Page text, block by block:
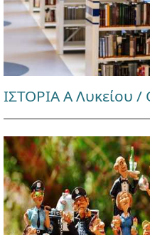
ΙΣΤΟΡΙΑ Α Λυκείου /